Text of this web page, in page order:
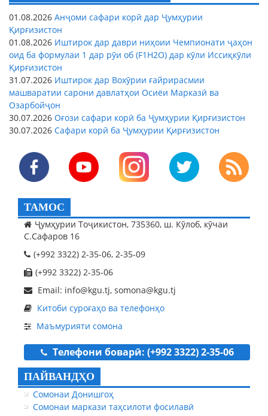
01.08.2026 Анҷоми сафари корӣ дар Ҷумҳурии
Қирғизистон
01.08.2026 Иштирок дар даври ниҳоии Чемпионати ҷаҳон
оид ба формулаи 1 дар рӯи об (F1H2O) дар кӯли Иссиқкӯли
Қирғизистон
31.07.2026 Иштирок дар Вохӯрии ғайрирасмии
машваратии сарони давлатҳои Осиёи Марказӣ ва
Озарбойҷон
30.07.2026 Оғози сафари корӣ ба Ҷумҳурии Қирғизистон
30.07.2026 Сафари корӣ ба Ҷумҳурии Қирғизистон
ТАМОС
Ҷумҳурии Тоҷикистон, 735360, ш. Кӯлоб, кӯчаи
С.Сафаров 16
(+992 3322) 2-35-06, 2-35-09
(+992 3322) 2-35-06
Email: info@kgu.tj, somona@kgu.tj
Китоби суроғаҳо ва телефонҳо
Маъмурияти сомона
Телефони боварӣ: (+992 3322) 2-35-06
ПАЙВАНДҲО
Сомонаи Донишгоҳ
Сомонаи маркази таҳсилоти фосилавӣ